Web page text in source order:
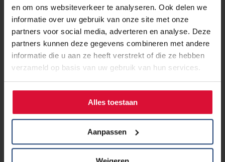
en om ons websiteverkeer te analyseren. Ook delen we
informatie over uw gebruik van onze site met onze
partners voor social media, adverteren en analyse. Deze
partners kunnen deze gegevens combineren met andere
informatie die u aan ze heeft verstrekt of die ze hebben
verzameld op basis van uw gebruik van hun services.
Alles toestaan
Aanpassen
‘Al snel telde ik niet meer mee op
mijn werk.' Het verhaal van
Lees verder